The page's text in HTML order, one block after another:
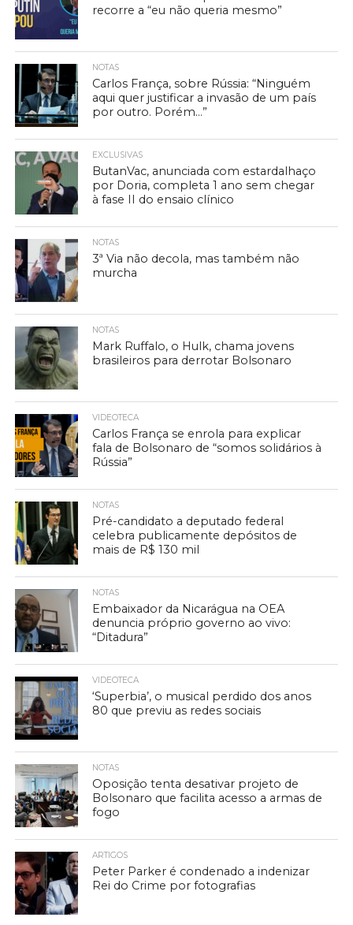
recorre a “eu não queria mesmo”
NOTAS
Carlos França, sobre Rússia: “Ninguém
aqui quer justificar a invasão de um país
por outro. Porém…”
EXCLUSIVAS
ButanVac, anunciada com estardalhaço
por Doria, completa 1 ano sem chegar
à fase II do ensaio clínico
NOTAS
3ª Via não decola, mas também não
murcha
NOTAS
Mark Ruffalo, o Hulk, chama jovens
brasileiros para derrotar Bolsonaro
VIDEOTECA
Carlos França se enrola para explicar
fala de Bolsonaro de “somos solidários à
Rússia”
NOTAS
Pré-candidato a deputado federal
celebra publicamente depósitos de
mais de R$ 130 mil
NOTAS
Embaixador da Nicarágua na OEA
denuncia próprio governo ao vivo:
“Ditadura”
VIDEOTECA
‘Superbia’, o musical perdido dos anos
80 que previu as redes sociais
NOTAS
Oposição tenta desativar projeto de
Bolsonaro que facilita acesso a armas de
fogo
ARTIGOS
Peter Parker é condenado a indenizar
Rei do Crime por fotografias